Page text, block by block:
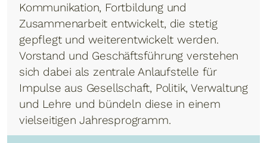
Kommunikation, Fortbildung und
Zusammenarbeit entwickelt, die stetig
gepflegt und weiterentwickelt werden.
Vorstand und Geschäftsführung verstehen
sich dabei als zentrale Anlaufstelle für
Impulse aus Gesellschaft, Politik, Verwaltung
und Lehre und bündeln diese in einem
vielseitigen Jahresprogramm.